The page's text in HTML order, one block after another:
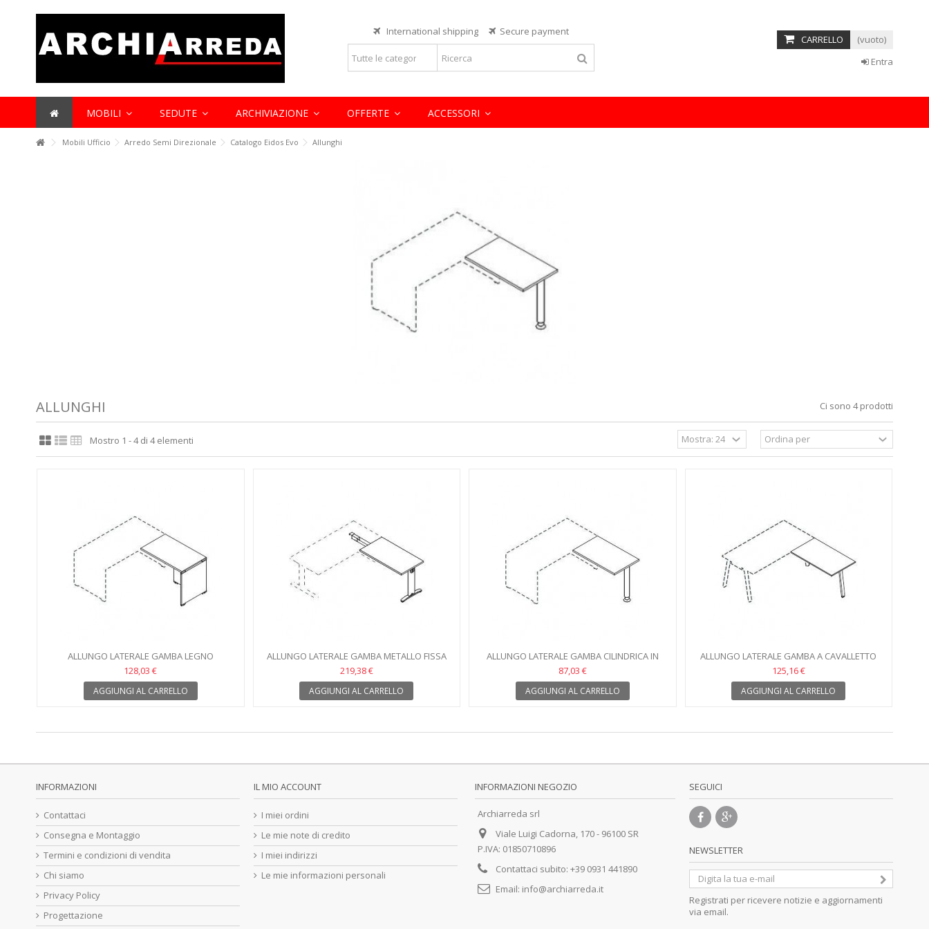
Lorem ipsum dolor sit amet
Lorem ipsum dolor sit amet, consectetur adipisicing elit, sed do eiusmod tempor incididunt ut labore
et dolore magna aliqua. Ut enim ad minim veniam, quis nostrud exercitation ullamco laboris nisi ut
aliquip ex ea commodo consequat.
Lorem ipsum dolor sit amet, consectetur adipisicing elit, sed do eiusmod tempor incididunt ut labore
et dolore magna aliqua. Ut enim ad minim veniam, quis nostrud exercitation ullamco laboris nisi ut
aliquip ex ea commodo consequat.
International shipping Secure payment
CARRELLO
(vuoto)
Entra
MOBILI SEDUTE ARCHIVIAZIONE OFFERTE ACCESSORI
Mobili Ufficio Arredo Semi Direzionale Catalogo Eidos Evo Allunghi
ALLUNGHI Ci sono 4 prodotti
Mostro 1 - 4 di 4 elementi
ALLUNGO LATERALE GAMBA LEGNO
128,03 €
AGGIUNGI AL CARRELLO
ALLUNGO LATERALE GAMBA METALLO FISSA
219,38 €
AGGIUNGI AL CARRELLO
ALLUNGO LATERALE GAMBA CILINDRICA IN
METALLO
87,03 €
AGGIUNGI AL CARRELLO
ALLUNGO LATERALE GAMBA A CAVALLETTO
125,16 €
AGGIUNGI AL CARRELLO
INFORMAZIONI
Contattaci
Consegna e Montaggio
Termini e condizioni di vendita
Chi siamo
Privacy Policy
Progettazione
IL MIO ACCOUNT
I miei ordini
Le mie note di credito
I miei indirizzi
Le mie informazioni personali
INFORMAZIONI NEGOZIO
Archiarreda srl
Viale Luigi Cadorna, 170 - 96100 SR
P.IVA: 01850710896
Contattaci subito: +39 0931 441890
Email: info@archiarreda.it
SEGUICI
NEWSLETTER
Registrati per ricevere notizie e aggiornamenti
via email.